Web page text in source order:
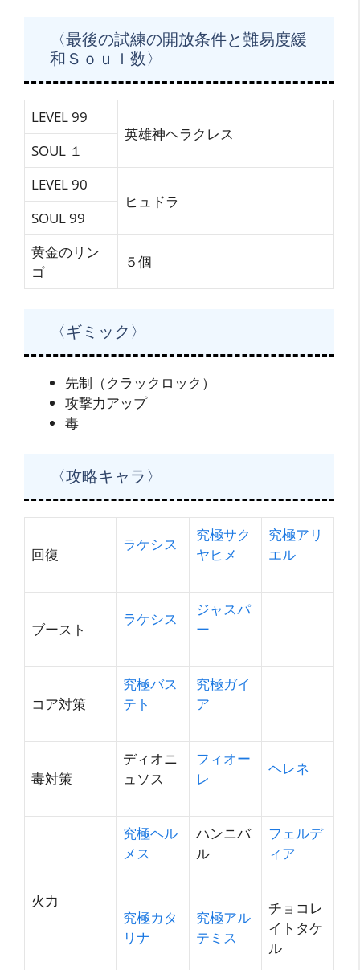
〈最後の試練の開放条件と難易度緩
和Ｓｏｕｌ数〉
LEVEL 99
英雄神ヘラクレス
SOUL １
LEVEL 90
ヒュドラ
SOUL 99
黄金のリン
ゴ
５個
〈ギミック〉
先制（クラックロック）
攻撃力アップ
毒
〈攻略キャラ〉
回復
ラケシス
究極サク
ヤヒメ
究極アリ
エル
ブースト
ラケシス
ジャスパ
ー
コア対策
究極バス
テト
究極ガイ
ア
毒対策
ディオニ
ュソス
フィオー
レ
ヘレネ
火力
究極ヘル
メス
ハンニバ
ル
フェルデ
ィア
究極カタ
リナ
究極アル
テミス
チョコレ
イトタケ
ル